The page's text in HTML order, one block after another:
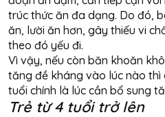
trúc thức ăn đa dạng. Do đó,
ăn, lười ăn hơn, gây thiếu vi
theo đó yếu đi.
Vì vậy, nếu còn băn khoăn
tăng đề kháng vào lúc nào thì
tuổi chính là lúc cần bổ sung
Trẻ từ 4 tuổi trở lên